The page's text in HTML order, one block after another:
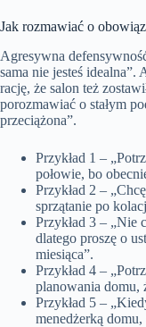
Jak rozmawiać o
Agresywna
sama nie jesteś
rację, że salon też
porozmawiać o stałym
przeciążona”.
Przykład 1 –
połowie, bo
Przykład 2 –
sprzątanie po
Przykład 3 – „Nie
dlatego proszę o
miesiąca”.
Przykład 4 –
planowania domu,
Przykład 5 –
menedżerką domu,